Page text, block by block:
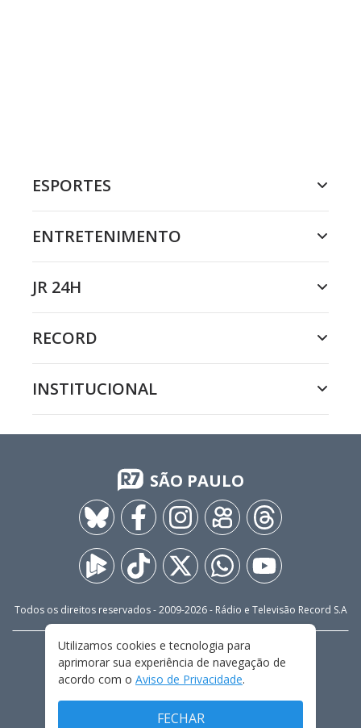
ESPORTES
ENTRETENIMENTO
JR 24H
RECORD
INSTITUCIONAL
SÃO PAULO
Todos os direitos reservados - 2009-2026- Rádio e Televisão Record S.A
FALE CONOSCO
PRIVACIDADE
TERMOS E CONDIÇÕES DE USO
Utilizamos cookies e tecnologia para
aprimorar sua experiência de navegação de
acordo com o Aviso de Privacidade.
FECHAR